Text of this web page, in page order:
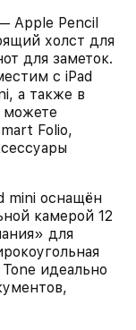
Apple Pencil
холст для
для заметок.
с iPad
а также в
можете
Folio,
оснащён
камерой 12
для
идеально